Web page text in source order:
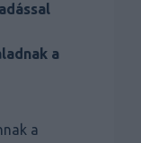
a
a